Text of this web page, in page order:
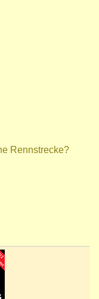
Rennstrecke?